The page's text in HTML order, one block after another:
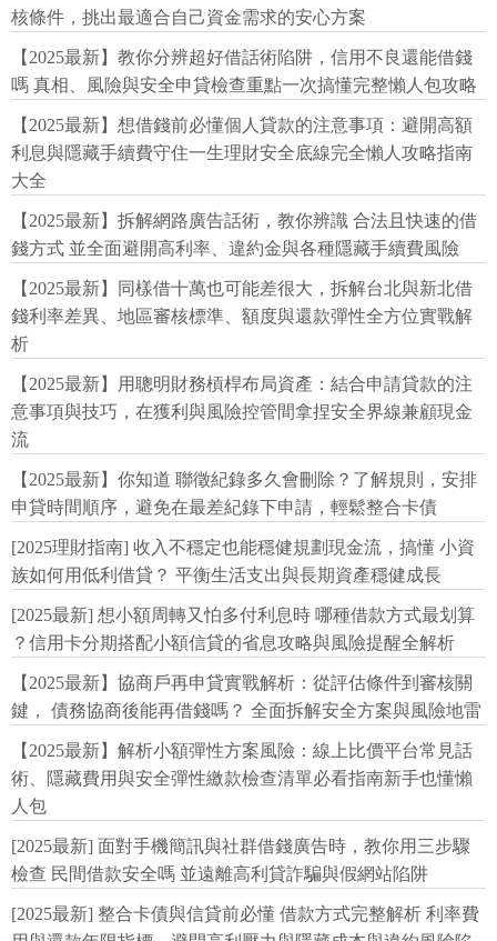
核條件，挑出最適合自己資金需求的安心方案
【2025最新】教你分辨超好借話術陷阱，信用不良還能借錢
嗎 真相、風險與安全申貸檢查重點一次搞懂完整懶人包攻略
【2025最新】想借錢前必懂個人貸款的注意事項：避開高額
利息與隱藏手續費守住一生理財安全底線完全懶人攻略指南
大全
【2025最新】拆解網路廣告話術，教你辨識 合法且快速的借
錢方式 並全面避開高利率、違約金與各種隱藏手續費風險
【2025最新】同樣借十萬也可能差很大，拆解台北與新北借
錢利率差異、地區審核標準、額度與還款彈性全方位實戰解
析
【2025最新】用聰明財務槓桿布局資產：結合申請貸款的注
意事項與技巧，在獲利與風險控管間拿捏安全界線兼顧現金
流
【2025最新】你知道 聯徵紀錄多久會刪除？了解規則，安排
申貸時間順序，避免在最差紀錄下申請，輕鬆整合卡債
[2025理財指南] 收入不穩定也能穩健規劃現金流，搞懂 小資
族如何用低利借貸？ 平衡生活支出與長期資產穩健成長
[2025最新] 想小額周轉又怕多付利息時 哪種借款方式最划算
？信用卡分期搭配小額信貸的省息攻略與風險提醒全解析
【2025最新】協商戶再申貸實戰解析：從評估條件到審核關
鍵， 債務協商後能再借錢嗎？ 全面拆解安全方案與風險地雷
【2025最新】解析小額彈性方案風險：線上比價平台常見話
術、隱藏費用與安全彈性繳款檢查清單必看指南新手也懂懶
人包
[2025最新] 面對手機簡訊與社群借錢廣告時，教你用三步驟
檢查 民間借款安全嗎 並遠離高利貸詐騙與假網站陷阱
[2025最新] 整合卡債與信貸前必懂 借款方式完整解析 利率費